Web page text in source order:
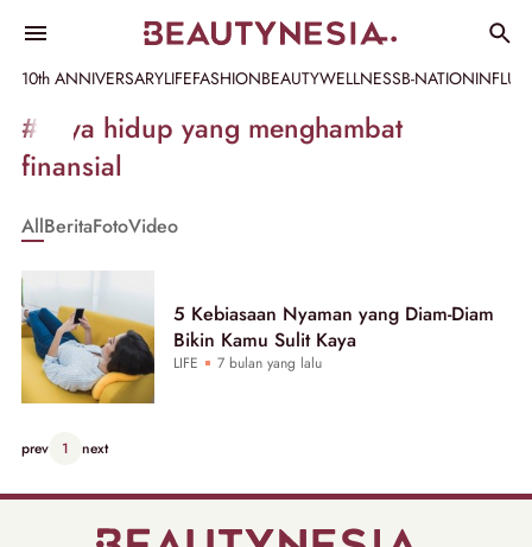
10th ANNIVERSARYLIFEFASHIONBEAUTYWELLNESSB-NATION
Informasi
[GET_DATA_TITLE]
Beautynesia
#gaya hidup yang menghambat
finansial
AllBeritaFotoVideo
5 Kebiasaan Nyaman yang Diam-Diam
Bikin Kamu Sulit Kaya
LIFE 7 bulan yang lalu
prev 1 next